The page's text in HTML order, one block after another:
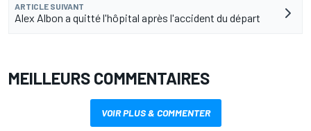
ARTICLE SUIVANT
Alex Albon a quitté l'hôpital après l'accident du départ
MEILLEURS COMMENTAIRES
VOIR PLUS & COMMENTER